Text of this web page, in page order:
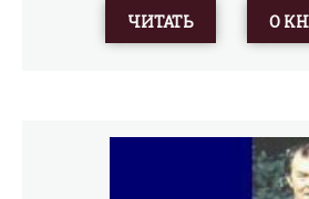
населяющих. Главные герои книги
олени карибу, волки, росомахи,
И Крайслер сообщает в своей книге
подчас противоречащих
сведений о повадках и поведении
ЧИТАТЬ О